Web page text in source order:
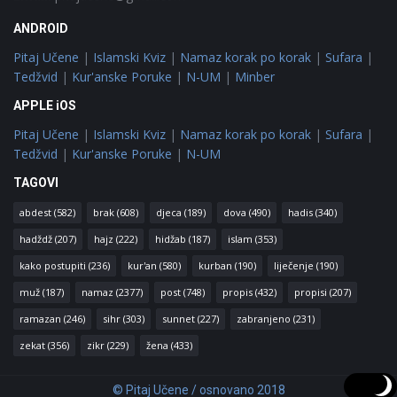
ANDROID
Pitaj Učene | Islamski Kviz | Namaz korak po korak | Sufara |
Tedžvid | Kur'anske Poruke | N-UM | Minber
APPLE iOS
Pitaj Učene | Islamski Kviz | Namaz korak po korak | Sufara |
Tedžvid | Kur'anske Poruke | N-UM
TAGOVI
abdest (582) brak (608) djeca (189) dova (490) hadis (340)
hadždž (207) hajz (222) hidžab (187) islam (353)
kako postupiti (236) kur'an (580) kurban (190) liječenje (190)
muž (187) namaz (2377) post (748) propis (432) propisi (207)
ramazan (246) sihr (303) sunnet (227) zabranjeno (231)
zekat (356) zikr (229) žena (433)
© Pitaj Učene / osnovano 2018